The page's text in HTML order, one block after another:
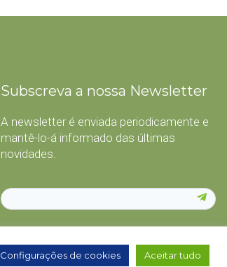
Subscreva a nossa Newsletter
A newsletter é enviada periodicamente e
mantê-lo-á informado das últimas
novidades.
Configurações de cookies Aceitar tudo